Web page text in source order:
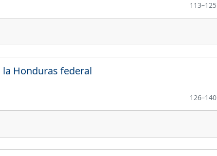
113–125
Honduras federal
126–140